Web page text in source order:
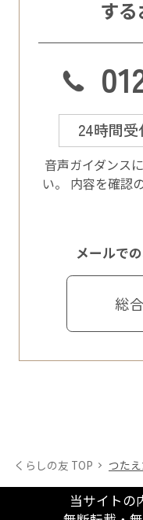
す
24時間受
⾳声ガイダンス
い。
内容を確認
メールで
総
くらしの友 TOP つた
当サイトの